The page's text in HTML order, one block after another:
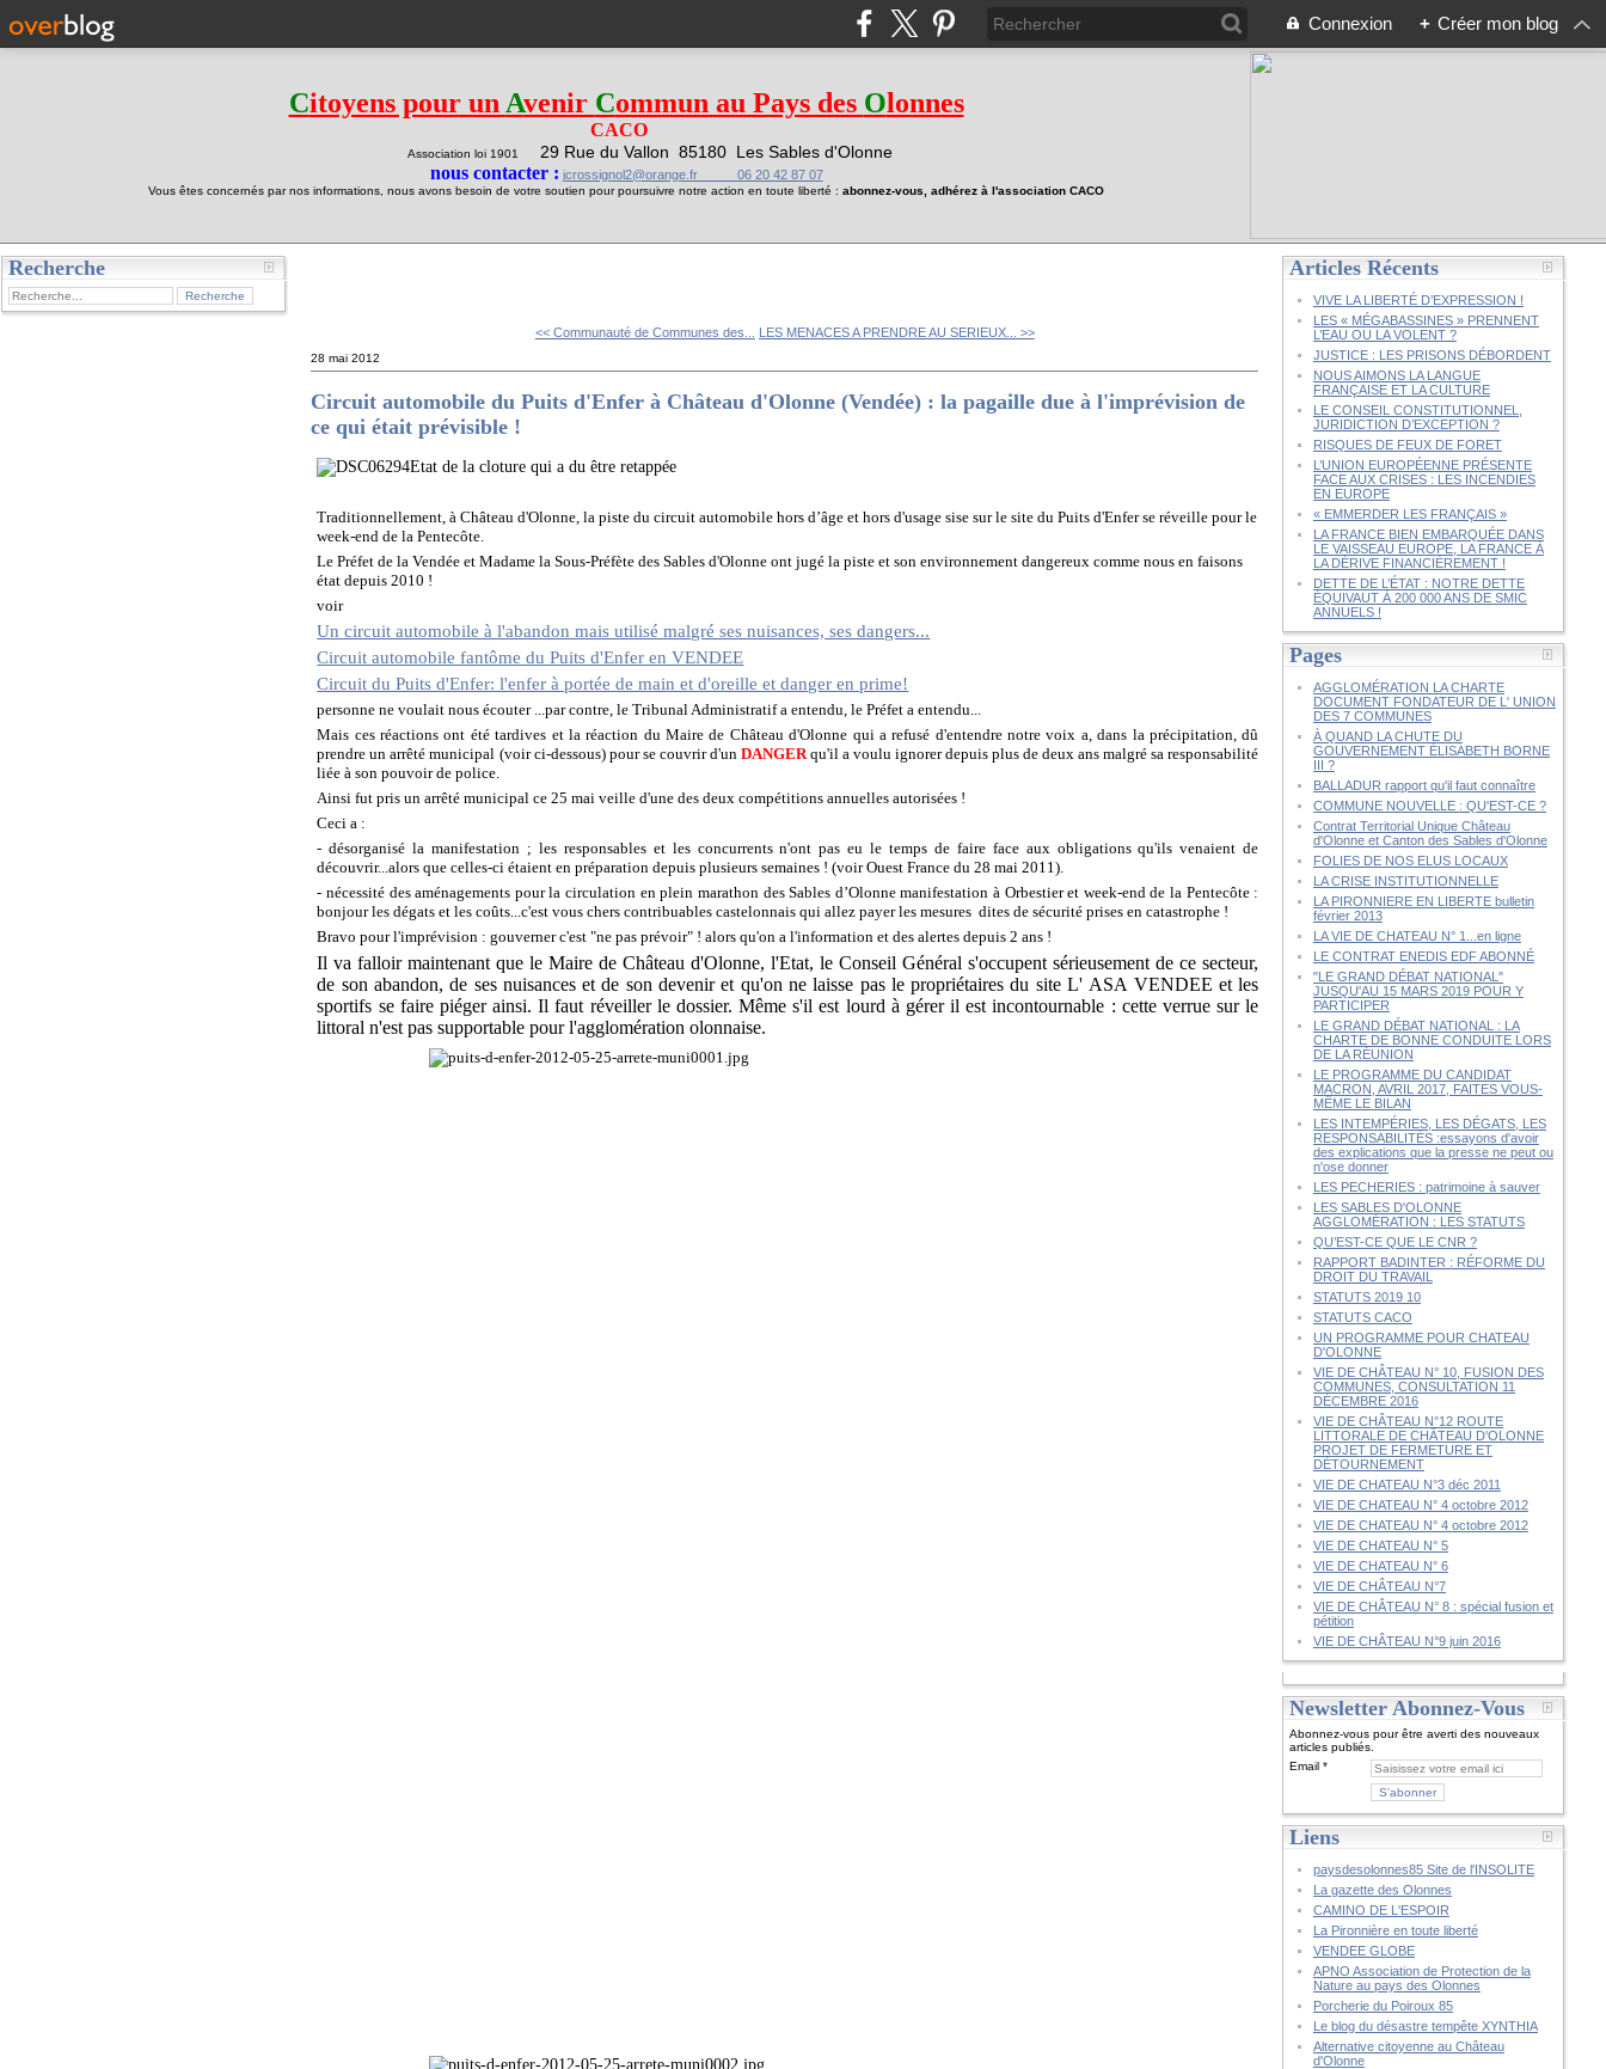
Connexion + Créer mon blog
Citoyens pour un Avenir Commun au Pays des Olonnes
CACO
Association loi 1901 29 Rue du Vallon 85180 Les Sables d'Olonne
nous contacter : jcrossignol2@orange.fr 06 20 42 87 07
Vous êtes concernés par nos informations, nous avons besoin de votre soutien pour poursuivre notre action en toute liberté : abonnez-vous, adhérez à l'association CACO
Recherche
<< Communauté de Communes des... LES MENACES A PRENDRE AU SERIEUX... >>
28 mai 2012
Circuit automobile du Puits d'Enfer à Château d'Olonne (Vendée) : la pagaille due à l'imprévision de
ce qui était prévisible !
Etat de la cloture qui a du être retappée
Traditionnellement, à Château d'Olonne, la piste du circuit automobile hors d’âge et hors d'usage sise sur le site du Puits d'Enfer se réveille pour le
week-end de la Pentecôte.
Le Préfet de la Vendée et Madame la Sous-Préfète des Sables d'Olonne ont jugé la piste et son environnement dangereux comme nous en faisons
état depuis 2010 !
voir
Un circuit automobile à l'abandon mais utilisé malgré ses nuisances, ses dangers...
Circuit automobile fantôme du Puits d'Enfer en VENDEE
Circuit du Puits d'Enfer: l'enfer à portée de main et d'oreille et danger en prime!
personne ne voulait nous écouter ...par contre, le Tribunal Administratif a entendu, le Préfet a entendu...
Mais ces réactions ont été tardives et la réaction du Maire de Château d'Olonne qui a refusé d'entendre notre voix a, dans la précipitation, dû
prendre un arrêté municipal (voir ci-dessous) pour se couvrir d'un DANGERqu'il a voulu ignorer depuis plus de deux ans malgré sa responsabilité
liée à son pouvoir de police.
Ainsi fut pris un arrêté municipal ce 25 mai veille d'une des deux compétitions annuelles autorisées !
Ceci a :
- désorganisé la manifestation ; les responsables et les concurrents n'ont pas eu le temps de faire face aux obligations qu'ils venaient de
découvrir...alors que celles-ci étaient en préparation depuis plusieurs semaines ! (voir Ouest France du 28 mai 2011).
- nécessité des aménagements pour la circulation en plein marathon des Sables d’Olonne manifestation à Orbestier et week-end de la Pentecôte :
bonjour les dégats et les coûts...c'est vous chers contribuables castelonnais qui allez payer les mesures dites de sécurité prises en catastrophe !
Bravo pour l'imprévision : gouverner c'est "ne pas prévoir" ! alors qu'on a l'information et des alertes depuis 2 ans !
Il va falloir maintenant que le Maire de Château d'Olonne, l'Etat, le Conseil Général s'occupent sérieusement de ce secteur,
de son abandon, de ses nuisances et de son devenir et qu'on ne laisse pas le propriétaires du site L' ASA VENDEE et les
sportifs se faire piéger ainsi. Il faut réveiller le dossier. Même s'il est lourd à gérer il est incontournable : cette verrue sur le
littoral n'est pas supportable pour l'agglomération olonnaise.
Articles Récents
VIVE LA LIBERTÉ D’EXPRESSION !
LES « MÉGABASSINES » PRENNENT
L’EAU OU LA VOLENT ?
JUSTICE : LES PRISONS DÉBORDENT
NOUS AIMONS LA LANGUE
FRANÇAISE ET LA CULTURE
LE CONSEIL CONSTITUTIONNEL,
JURIDICTION D’EXCEPTION ?
RISQUES DE FEUX DE FORET
L’UNION EUROPÉENNE PRÉSENTE
FACE AUX CRISES : LES INCENDIES
EN EUROPE
« EMMERDER LES FRANÇAIS »
LA FRANCE BIEN EMBARQUÉE DANS
LE VAISSEAU EUROPE, LA FRANCE À
LA DÉRIVE FINANCIÈREMENT !
DETTE DE L’ÉTAT : NOTRE DETTE
ÉQUIVAUT À 200 000 ANS DE SMIC
ANNUELS !
Pages
AGGLOMÉRATION LA CHARTE
DOCUMENT FONDATEUR DE L' UNION
DES 7 COMMUNES
À QUAND LA CHUTE DU
GOUVERNEMENT ÉLISABETH BORNE
III ?
BALLADUR rapport qu'il faut connaître
COMMUNE NOUVELLE : QU'EST-CE ?
Contrat Territorial Unique Château
d'Olonne et Canton des Sables d'Olonne
FOLIES DE NOS ELUS LOCAUX
LA CRISE INSTITUTIONNELLE
LA PIRONNIERE EN LIBERTE bulletin
février 2013
LA VIE DE CHATEAU N° 1...en ligne
LE CONTRAT ENEDIS EDF ABONNÉ
"LE GRAND DÉBAT NATIONAL"
JUSQU'AU 15 MARS 2019 POUR Y
PARTICIPER
LE GRAND DÉBAT NATIONAL : LA
CHARTE DE BONNE CONDUITE LORS
DE LA RÉUNION
LE PROGRAMME DU CANDIDAT
MACRON, AVRIL 2017, FAITES VOUS-
MÊME LE BILAN
LES INTEMPÉRIES, LES DÉGATS, LES
RESPONSABILITÉS :essayons d'avoir
des explications que la presse ne peut ou
n'ose donner
LES PECHERIES : patrimoine à sauver
LES SABLES D'OLONNE
AGGLOMÉRATION : LES STATUTS
QU’EST-CE QUE LE CNR ?
RAPPORT BADINTER : RÉFORME DU
DROIT DU TRAVAIL
STATUTS 2019 10
STATUTS CACO
UN PROGRAMME POUR CHATEAU
D'OLONNE
VIE DE CHÂTEAU N° 10, FUSION DES
COMMUNES, CONSULTATION 11
DÉCEMBRE 2016
VIE DE CHÂTEAU N°12 ROUTE
LITTORALE DE CHÂTEAU D'OLONNE
PROJET DE FERMETURE ET
DÉTOURNEMENT
VIE DE CHATEAU N°3 déc 2011
VIE DE CHATEAU N° 4 octobre 2012
VIE DE CHATEAU N° 4 octobre 2012
VIE DE CHATEAU N° 5
VIE DE CHATEAU N° 6
VIE DE CHÂTEAU N°7
VIE DE CHÂTEAU N° 8 : spécial fusion et
pétition
VIE DE CHÂTEAU N°9 juin 2016
Newsletter Abonnez-Vous
Abonnez-vous pour être averti des nouveaux
articles publiés.
Email
Liens
paysdesolonnes85 Site de l'INSOLITE
La gazette des Olonnes
CAMINO DE L'ESPOIR
La Pironnière en toute liberté
VENDEE GLOBE
APNO Association de Protection de la
Nature au pays des Olonnes
Porcherie du Poiroux 85
Le blog du désastre tempête XYNTHIA
Alternative citoyenne au Château
d'Olonne